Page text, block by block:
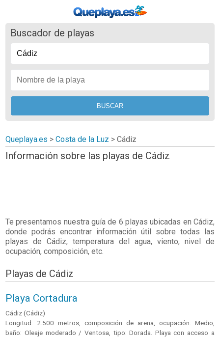
Buscador de playas
Queplaya.es >Costa de la Luz > Cádiz
Información sobre las playas de Cádiz
Te presentamos nuestra guía de 6 playas ubicadas en Cádiz,
donde podrás encontrar información útil sobre todas las
playas de Cádiz, temperatura del agua, viento, nivel de
ocupación, composición, etc.
Playas de Cádiz
Playa Cortadura
Cádiz (Cádiz)
Longitud: 2.500 metros, composición de arena, ocupación: Medio,
baño: Oleaje moderado / Ventosa, tipo: Dorada. Playa con acceso a